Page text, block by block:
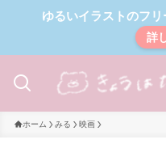
ゆるいイラストのフリ
詳
ホーム みる 映画